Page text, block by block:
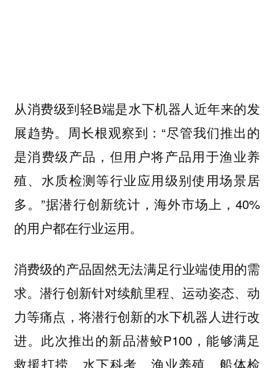
从消费级到轻B端是水下机器人近年来的发
展趋势。周长根观察到：“尽管我们推出的
是消费级产品，但用户将产品用于渔业养
殖、水质检测等行业应用级别使用场景居
多。”据潜行创新统计，海外市场上，40%
的用户都在行业运用。
消费级的产品固然无法满足行业端使用的需
求。潜行创新针对续航里程、运动姿态、动
力等痛点，将潜行创新的水下机器人进行改
进。此次推出的新品潜鲛P100，能够满足
救援打捞、水下科考、渔业养殖、船体检